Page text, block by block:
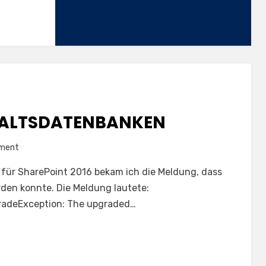
aller
Inhaltsdatenbanken
SharePoint 2016 bekam ich die Meldung, dass
konnte. Die Meldung lautete:
The upgraded…